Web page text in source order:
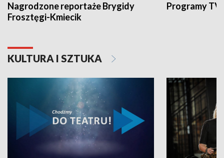
Nagrodzone reportaże Brygidy
Frosztęgi-Kmiecik
Programy
KULTURA I SZTUKA